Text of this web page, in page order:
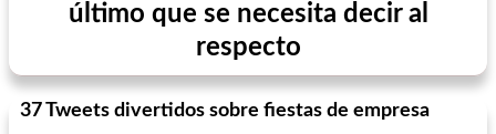
último que se necesita decir al
respecto
37 Tweets divertidos sobre fiestas de empresa